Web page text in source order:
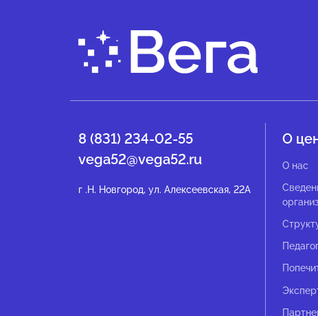
8 (831) 234-02-55
vega52@vega52.ru
г .Н. Новгород, ул. Алексеевская, 22А
О
О нас